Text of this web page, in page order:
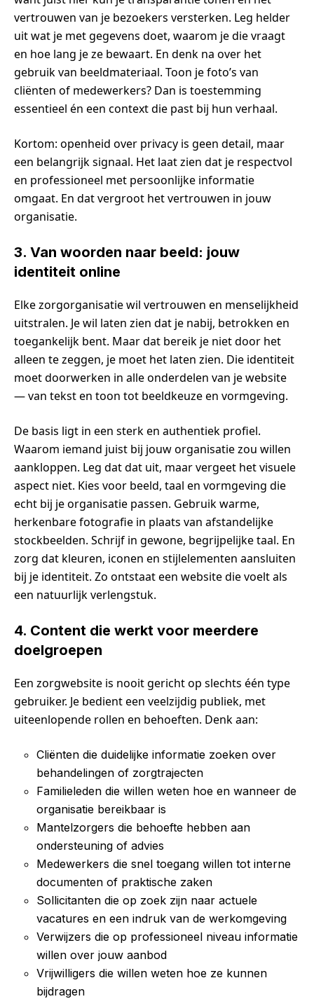
vertrouwen van je bezoekers versterken. Leg helder
uit wat je met gegevens doet, waarom je die vraagt
en hoe lang je ze bewaart. En denk na over het
gebruik van beeldmateriaal. Toon je foto’s van
cliënten of medewerkers? Dan is toestemming
essentieel én een context die past bij hun verhaal.
Kortom: openheid over privacy is geen detail, maar
een belangrijk signaal. Het laat zien dat je respectvol
en professioneel met persoonlijke informatie
omgaat. En dat vergroot het vertrouwen in jouw
organisatie.
3. Van woorden naar beeld: jouw
identiteit online
Elke zorgorganisatie wil vertrouwen en menselijkheid
uitstralen. Je wil laten zien dat je nabij, betrokken en
toegankelijk bent. Maar dat bereik je niet door het
alleen te zeggen, je moet het laten zien. Die identiteit
moet doorwerken in alle onderdelen van je website
— van tekst en toon tot beeldkeuze en vormgeving.
De basis ligt in een sterk en authentiek profiel.
Waarom iemand juist bij jouw organisatie zou willen
aankloppen. Leg dat dat uit, maar vergeet het visuele
aspect niet. Kies voor beeld, taal en vormgeving die
echt bij je organisatie passen. Gebruik warme,
herkenbare fotografie in plaats van afstandelijke
stockbeelden. Schrijf in gewone, begrijpelijke taal. En
zorg dat kleuren, iconen en stijlelementen aansluiten
bij je identiteit. Zo ontstaat een website die voelt als
een natuurlijk verlengstuk.
4. Content die werkt voor meerdere
doelgroepen
Een zorgwebsite is nooit gericht op slechts één type
gebruiker. Je bedient een veelzijdig publiek, met
uiteenlopende rollen en behoeften. Denk aan:
Cliënten die duidelijke informatie zoeken over
behandelingen of zorgtrajecten
Familieleden die willen weten hoe en wanneer de
organisatie bereikbaar is
Mantelzorgers die behoefte hebben aan
ondersteuning of advies
Medewerkers die snel toegang willen tot interne
documenten of praktische zaken
Sollicitanten die op zoek zijn naar actuele
vacatures en een indruk van de werkomgeving
Verwijzers die op professioneel niveau informatie
willen over jouw aanbod
Vrijwilligers die willen weten hoe ze kunnen
bijdragen